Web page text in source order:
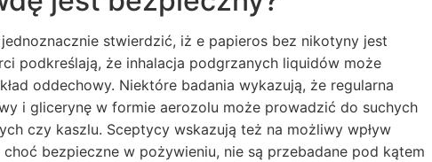
stwierdzić, iż e papieros bez nikotyny jest
podkreślają, że inhalacja podgrzanych liquidów może
oddechowy. Niektóre badania wykazują, że regularna
i glicerynę w formie aerozolu może prowadzić do suchych
czy kaszlu. Sceptycy wskazują też na możliwy wpływ
bezpieczne w pożywieniu, nie są przebadane pod kątem